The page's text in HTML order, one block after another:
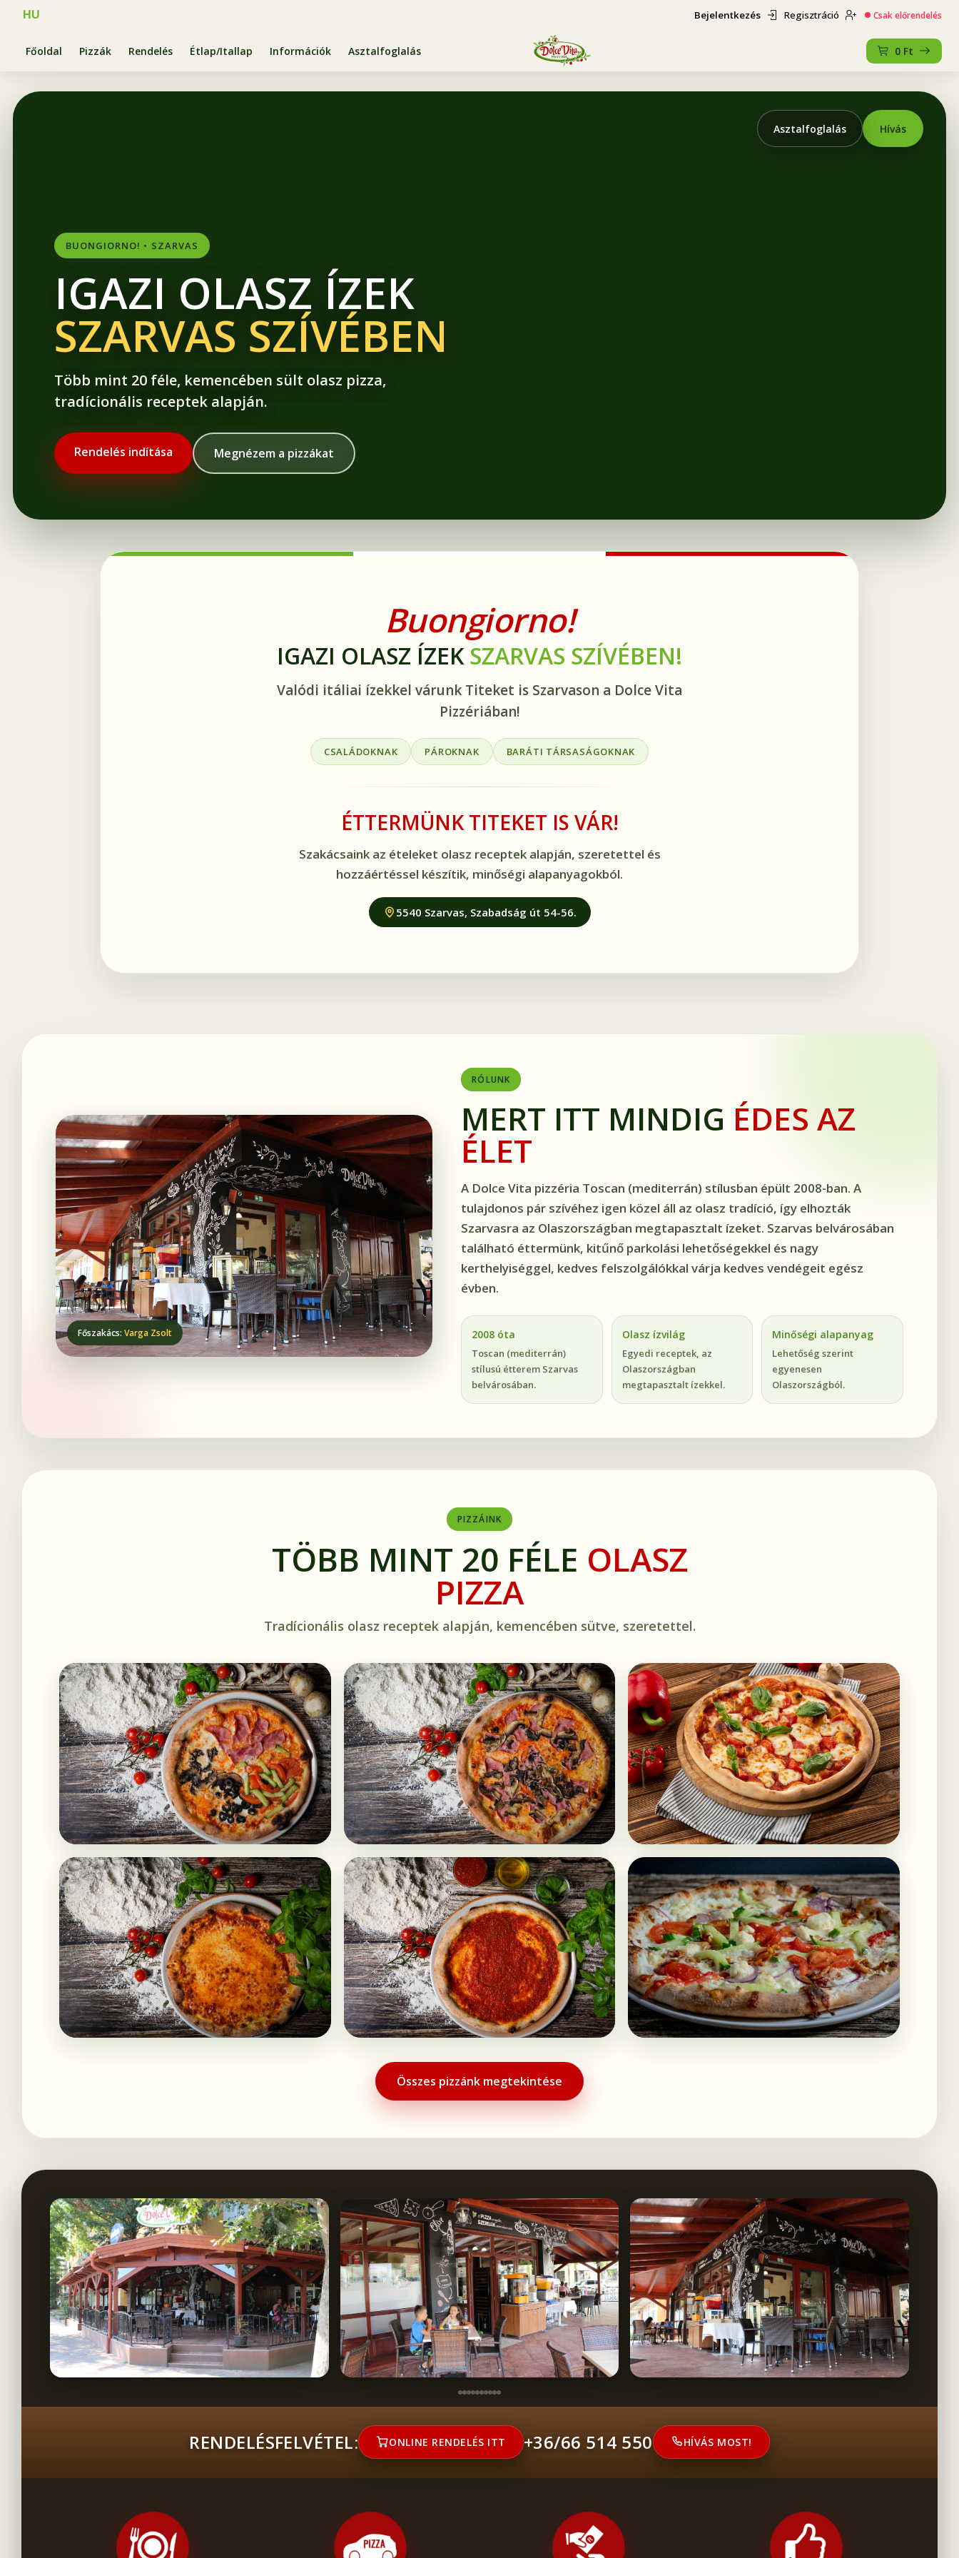
HU Bejelentkezés Regisztráció Csak előrendelés
Főoldal Pizzák Rendelés Étlap/Itallap Információk Asztalfoglalás 0 Ft
Asztalfoglalás Hívás
BUONGIORNO! • SZARVAS
IGAZI OLASZ ÍZEK
SZARVAS SZÍVÉBEN
Több mint 20 féle, kemencében sült olasz pizza,
tradícionális receptek alapján.
Rendelés indítása Megnézem a pizzákat
Buongiorno!
IGAZI OLASZ ÍZEKSZARVAS SZÍVÉBEN!
Valódi itáliai ízekkel várunk Titeket is Szarvason a Dolce Vita
Pizzériában!
CSALÁDOKNAK PÁROKNAK BARÁTI TÁRSASÁGOKNAK
ÉTTERMÜNK TITEKET IS VÁR!
Szakácsaink az ételeket olasz receptek alapján, szeretettel és
hozzáértéssel készítik, minőségi alapanyagokból.
5540 Szarvas, Szabadság út 54-56.
Főszakács:Varga Zsolt
RÓLUNK
MERT ITT MINDIG ÉDES AZ
ÉLET
A Dolce Vita pizzéria Toscan (mediterrán) stílusban épült 2008-ban. A
tulajdonos pár szívéhez igen közel áll az olasz tradíció, így elhozták
Szarvasra az Olaszországban megtapasztalt ízeket. Szarvas belvárosában
található éttermünk, kitűnő parkolási lehetőségekkel és nagy
kerthelyiséggel, kedves felszolgálókkal várja kedves vendégeit egész
évben.
2008 óta
Toscan (mediterrán)
stílusú étterem Szarvas
belvárosában.
Olasz ízvilág
Egyedi receptek, az
Olaszországban
megtapasztalt ízekkel.
Minőségi alapanyag
Lehetőség szerint
egyenesen
Olaszországból.
PIZZÁINK
TÖBB MINT 20 FÉLE OLASZ
PIZZA
Tradícionális olasz receptek alapján, kemencében sütve, szeretettel.
Összes pizzánk megtekintése
RENDELÉSFELVÉTEL: ONLINE RENDELÉS ITT +36/66 514 550 HÍVÁS MOST!